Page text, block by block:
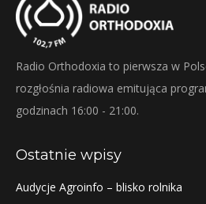
Radio Orthodoxia to pierwsza w
rozgłośnia radiowa emitująca
godzinach 16:00 - 21:00.
Ostatnie wpisy
Audycje Agroinfo – blisko rolnika